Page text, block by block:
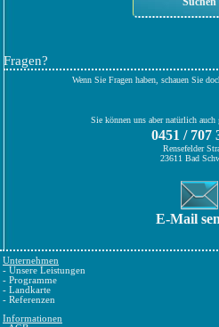
Fragen?
Wenn Sie Fragen haben, schauen Sie
Sie können uns aber natürlich
0451 / 707
Rensefelder
23611 Bad
E-Mail
Unternehmen
- Unsere Leistungen
- Programme
- Landkarte
- Referenzen
Informationen